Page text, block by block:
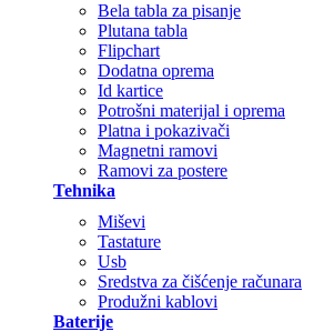
Bela tabla za pisanje
Plutana tabla
Flipchart
Dodatna oprema
Id kartice
Potrošni materijal i oprema
Platna i pokazivači
Magnetni ramovi
Ramovi za postere
Tehnika
Miševi
Tastature
Usb
Sredstva za čišćenje računara
Produžni kablovi
Baterije